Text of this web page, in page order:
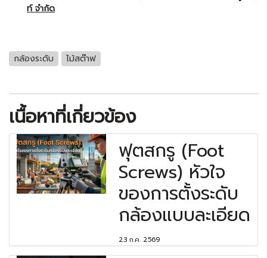
ท์ จำกัด
กล้องระดับ ไม้สต๊าฟ
เนื้อหาที่เกี่ยวข้อง
ฟุตสกรู (Foot
Screws) หัวใจ
ของการตั้งระดับ
กล้องแบบละเอียด
23 ก.ค. 2569